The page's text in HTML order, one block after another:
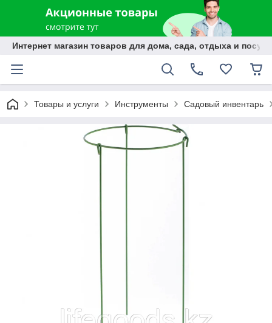
Интернет магазин товаров для дома, сада, отдыха и
Товары и услуги Инструменты Садовый инвентарь